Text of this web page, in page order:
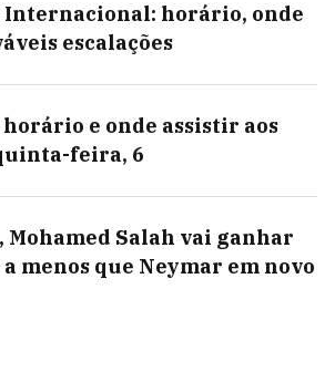
horário, onde
escalações
horário e onde assistir aos
feira, 6
Mohamed Salah vai ganhar
menos que Neymar em novo